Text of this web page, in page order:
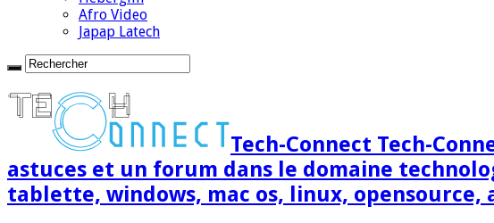
Afro Video
Japap Latech
Tech-Connect Tech-
astuces et un forum dans le domaine
tablette, windows, mac os, linux, opensource,